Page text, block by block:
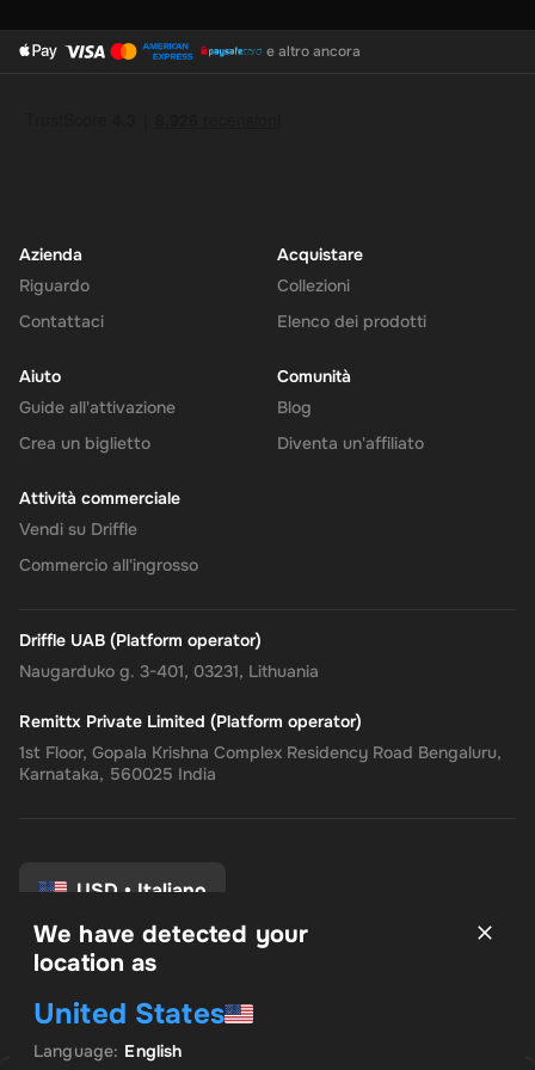
e altro ancora
Azienda
Riguardo
Contattaci
Acquistare
Collezioni
Elenco dei prodotti
Aiuto
Guide all'attivazione
Crea un biglietto
Comunità
Blog
Diventa un'affiliato
Attività commerciale
Vendi su Driffle
Commercio all'ingrosso
Driffle UAB (Platform operator)
Naugarduko g. 3-401, 03231, Lithuania
Remittx Private Limited (Platform operator)
1st Floor, Gopala Krishna Complex Residency Road Bengaluru,
Karnataka, 560025 India
USD • Italiano
politica sulla riservatezza
Politica di rimborso
Preferenze di consenso
We have detected your
location as
United States
Language: English